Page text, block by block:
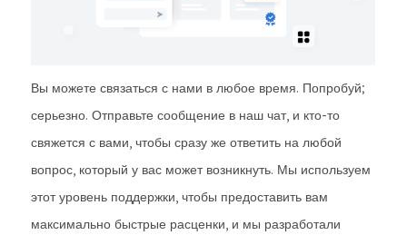
Вы можете связаться с нами в любое время. Попробуй;
серьезно. Отправьте сообщение в наш чат, и кто-то
свяжется с вами, чтобы сразу же ответить на любой
вопрос, который у вас может возникнуть. Мы используем
этот уровень поддержки, чтобы предоставить вам
максимально быстрые расценки, и мы разработали